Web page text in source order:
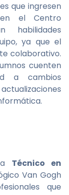
que ingresen
el Centro
habilidades
ya que el
colaborativo.
cuenten
a cambios
Técnico en
Van Gogh
que